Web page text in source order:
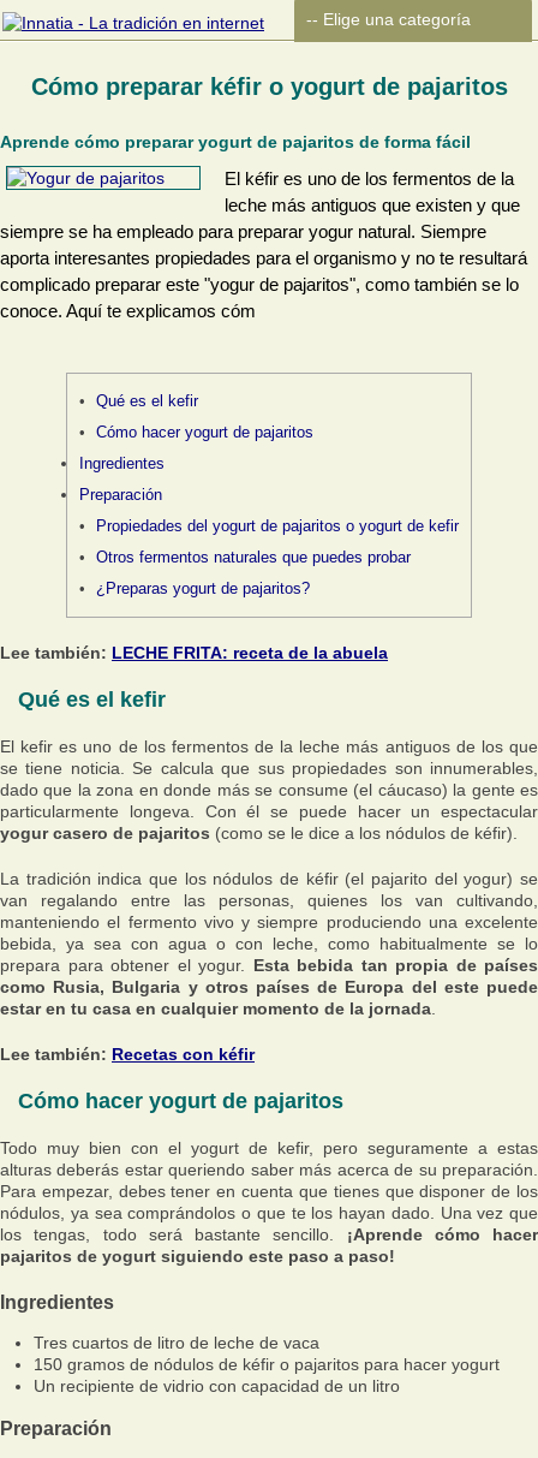
Cómo preparar kéfir o yogurt de pajaritos
Aprende cómo preparar yogurt de pajaritos de forma fácil
El kéfir es uno de los fermentos de la
leche más antiguos que existen y que
siempre se ha empleado para preparar yogur natural. Siempre
aporta interesantes propiedades para el organismo y no te resultará
complicado preparar este "yogur de pajaritos", como también se lo
conoce. Aquí te explicamos cóm
Qué es el kefir
Cómo hacer yogurt de pajaritos
Ingredientes
Preparación
Propiedades del yogurt de pajaritos o yogurt de kefir
Otros fermentos naturales que puedes probar
¿Preparas yogurt de pajaritos?
Lee también: LECHE FRITA: receta de la abuela
Qué es el kefir
El kefir es uno de los fermentos de la leche más antiguos de los que
se tiene noticia. Se calcula que sus propiedades son innumerables,
dado que la zona en donde más se consume (el cáucaso) la gente es
particularmente longeva. Con él se puede hacer un espectacular
yogur casero de pajaritos (como se le dice a los nódulos de kéfir).
La tradición indica que los nódulos de kéfir (el pajarito del yogur) se
van regalando entre las personas, quienes los van cultivando,
manteniendo el fermento vivo y siempre produciendo una excelente
bebida, ya sea con agua o con leche, como habitualmente se lo
prepara para obtener el yogur. Esta bebida tan propia de países
como Rusia, Bulgaria y otros países de Europa del este puede
estar en tu casa en cualquier momento de la jornada
Lee también: Recetas con kéfir
Cómo hacer yogurt de pajaritos
Todo muy bien con el yogurt de kefir, pero seguramente a estas
alturas deberás estar queriendo saber más acerca de su preparación.
Para empezar, debes tener en cuenta que tienes que disponer de los
nódulos, ya sea comprándolos o que te los hayan dado. Una vez que
los tengas, todo será bastante sencillo. ¡Aprende cómo hacer
pajaritos de yogurt siguiendo este paso a paso!
Ingredientes
Tres cuartos de litro de leche de vaca
150 gramos de nódulos de kéfir o pajaritos para hacer yogurt
Un recipiente de vidrio con capacidad de un litro
Preparación